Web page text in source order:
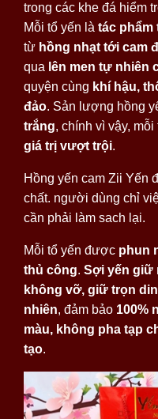
trong các khe đá hiểm
Mỗi tổ yến là tác phẩm
từ hồng nhạt tới cam
qua lên men tự nhiên
quyện cùng khí hậu,
đảo. Sản lượng hồng
trắng, chính vì vậy, mỗi
giá trị vượt trội.
Hồng yến cam Zii Yến
chất. người dùng chỉ
cần phải làm sach lại.
Mỗi tổ yến được phun
thủ công. Sợi yến giữ
không vỡ, giữ trọn
nhiên, đảm bảo 100%
màu, không pha tạp
tạo.